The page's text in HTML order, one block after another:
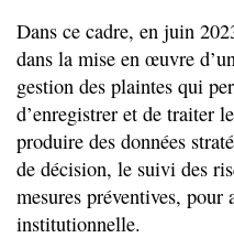
Dans ce cadre, en juin
dans la mise en œuvre
gestion des plaintes qui
d’enregistrer et de traiter
produire des données
de décision, le suivi des
mesures préventives,
institutionnelle.